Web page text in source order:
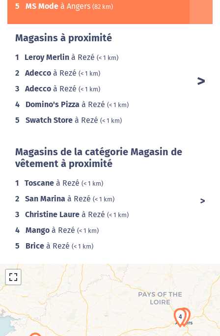
5 MS Mode à Angers (82 km)
Magasins à proximité
1 Leroy Merlin à Rezé (< 1 km)
2 Adecco à Rezé (< 1 km)
3 Adecco à Rezé (< 1 km)
4 Domino's Pizza à Rezé (< 1 km)
5 Swatch Store à Rezé (< 1 km)
Magasins de la catégorie Magasin de
vêtement à proximité
1 Toscane à Rezé (< 1 km)
2 San Marina à Rezé (< 1 km)
3 Christine Laure à Rezé (< 1 km)
4 Mango à Rezé (< 1 km)
5 Brice à Rezé (< 1 km)
45